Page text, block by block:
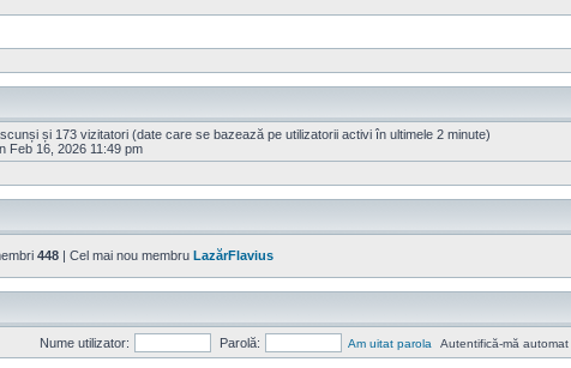
și 173 vizitatori (date care se bazează pe utilizatorii activi în ultimele 2 minute)
Feb 16, 2026 11:49 pm
448 | Cel mai nou membru LazărFlavius
Nume utilizator: Parolă: Am uitat parola Autentifică-mă automat